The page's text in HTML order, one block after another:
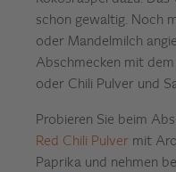
schon gewaltig. Noch
oder Mandelmilch
Abschmecken mit
oder Chili Pulver und
Probieren Sie beim
Red Chili Pulver mit
Paprika und nehmen